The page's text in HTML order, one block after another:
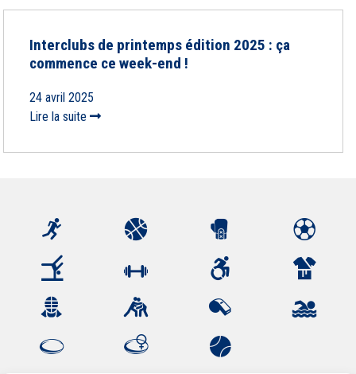
Interclubs de printemps édition 2025 : ça
commence ce week-end !
24 avril 2025
Lire la suite